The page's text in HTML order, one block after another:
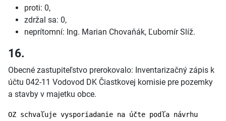
proti: 0,
zdržal sa: 0,
neprítomní: Ing. Marian Chovaňák, Ľubomír Slíž.
16.
Obecné zastupiteľstvo prerokovalo: Inventarizačný zápis k
účtu 042-11 Vodovod DK Čiastkovej komisie pre pozemky
a stavby v majetku obce.
OZ schvaľuje vysporiadanie na účte podľa návrhu